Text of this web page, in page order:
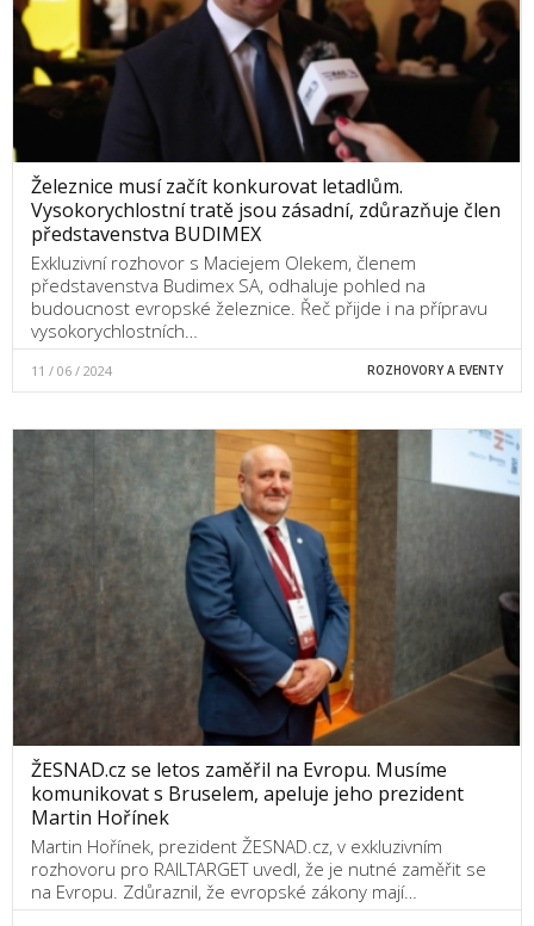
Železnice musí začít konkurovat letadlům.
Vysokorychlostní tratě jsou zásadní, zdůrazňuje člen
představenstva BUDIMEX
Exkluzivní rozhovor s Maciejem Olekem, členem
představenstva Budimex SA, odhaluje pohled na
budoucnost evropské železnice. Řeč přijde i na přípravu
vysokorychlostních…
11 / 06 / 2024 ROZHOVORY A EVENTY
ŽESNAD.cz se letos zaměřil na Evropu. Musíme
komunikovat s Bruselem, apeluje jeho prezident
Martin Hořínek
Martin Hořínek, prezident ŽESNAD.cz, v exkluzivním
rozhovoru pro RAILTARGET uvedl, že je nutné zaměřit se
na Evropu. Zdůraznil, že evropské zákony mají…